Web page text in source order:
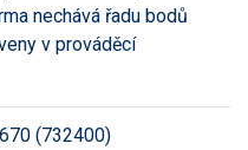
nechává řadu bodů
v prováděcí
(732400)